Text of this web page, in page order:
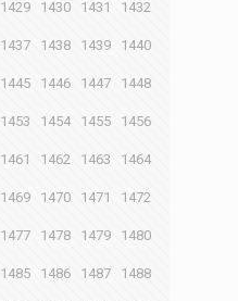
1429 1430 1431 1432
1437 1438 1439 1440
1445 1446 1447 1448
1453 1454 1455 1456
1461 1462 1463 1464
1469 1470 1471 1472
1477 1478 1479 1480
1485 1486 1487 1488